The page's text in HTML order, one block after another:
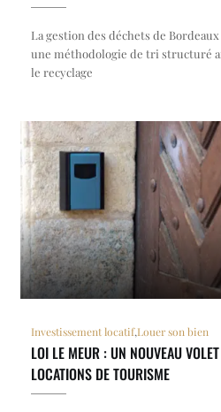
La gestion des déchets de
une méthodologie de tri structuré
le recyclage
Investissement locatif,Louer son bien
LOI LE MEUR : UN NOUVEAU
LOCATIONS DE TOURISME